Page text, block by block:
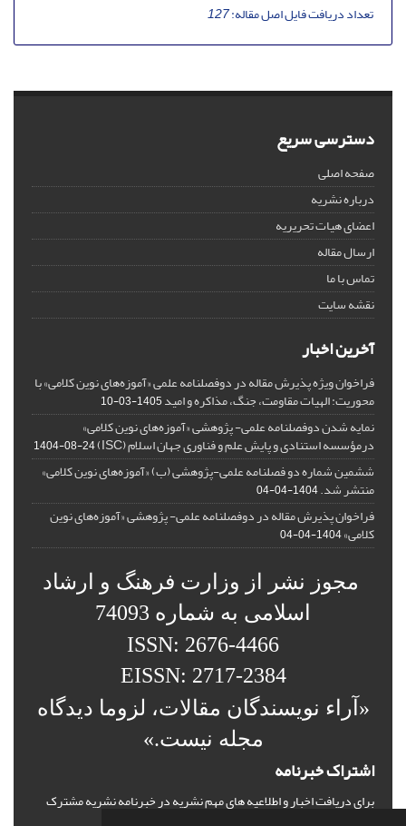
تعداد دریافت فایل اصل مقاله:127
دسترسی سریع
صفحه اصلی
درباره نشریه
اعضای هیات تحریریه
ارسال مقاله
تماس با ما
نقشه سایت
آخرین اخبار
فراخوان ویژه پذیرش مقاله در دوفصلنامه علمی «آموزه‌های نوین کلامی» با
محوریت: الهیات مقاومت، جنگ، مذاکره و امید1405-03-10
نمایه شدن دوفصلنامه علمی- پژوهشی «آموزه‌های نوین کلامی»
درمؤسسه استنادی و پایش علم و فناوری جهان اسلام (ISC) 1404-08-24
ششمین شماره دو فصلنامه علمی-پژوهشی (ب) «آموزه‌های نوین کلامی»
منتشر شد.1404-04-04
فراخوان پذیرش مقاله در دوفصلنامه علمی- پژوهشی «آموزه‌های نوین
کلامی»1404-04-04
مجوز نشر از وزارت فرهنگ و ارشاد
اسلامی به شماره 74093
ISSN: 2676-4466
EISSN: 2717-2384
«آراء نویسندگان مقالات، لزوما دیدگاه
مجله نیست.»
اشتراک خبرنامه
برای دریافت اخبار و اطلاعیه های مهم نشریه در خبرنامه نشریه مشترک